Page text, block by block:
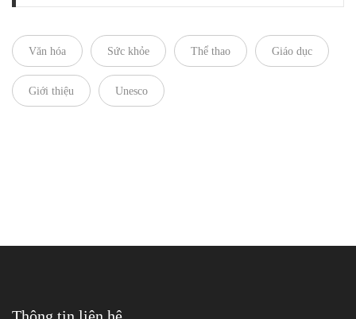
Văn hóa Sức khỏe Thể thao Giáo dục
Giới thiệu Unesco